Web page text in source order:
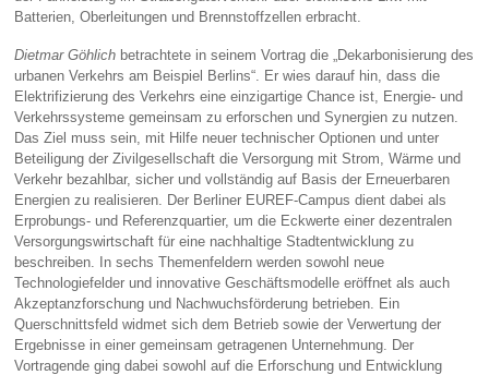
Batterien, Oberleitungen und Brennstoffzellen erbracht.
Dietmar Göhlich betrachtete in seinem Vortrag die „Dekarbonisierung des
urbanen Verkehrs am Beispiel Berlins“. Er wies darauf hin, dass die
Elektrifizierung des Verkehrs eine einzigartige Chance ist, Energie- und
Verkehrssysteme gemeinsam zu erforschen und Synergien zu nutzen.
Das Ziel muss sein, mit Hilfe neuer technischer Optionen und unter
Beteiligung der Zivilgesellschaft die Versorgung mit Strom, Wärme und
Verkehr bezahlbar, sicher und vollständig auf Basis der Erneuerbaren
Energien zu realisieren. Der Berliner EUREF-Campus dient dabei als
Erprobungs- und Referenzquartier, um die Eckwerte einer dezentralen
Versorgungswirtschaft für eine nachhaltige Stadtentwicklung zu
beschreiben. In sechs Themenfeldern werden sowohl neue
Technologiefelder und innovative Geschäftsmodelle eröffnet als auch
Akzeptanzforschung und Nachwuchsförderung betrieben. Ein
Querschnittsfeld widmet sich dem Betrieb sowie der Verwertung der
Ergebnisse in einer gemeinsam getragenen Unternehmung. Der
Vortragende ging dabei sowohl auf die Erforschung und Entwicklung